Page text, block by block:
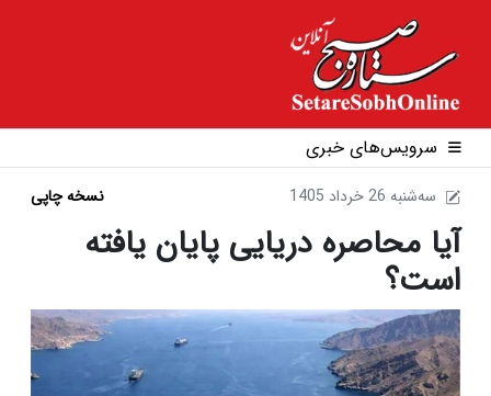
سرویس‌های خبری
1405 سه‌شنبه 26 خرداد نسخه چاپی
آیا محاصره دریایی پایان یافته
است؟